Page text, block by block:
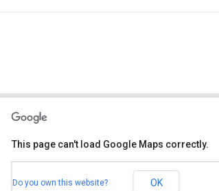
22 rue du Moulin - Ohlungen
This page can't load Google Maps correctly.
Do you own this website? OK